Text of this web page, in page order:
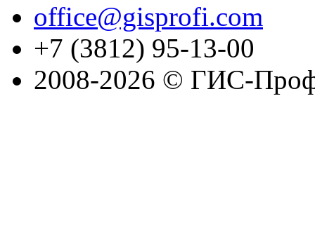
office@gisprofi.com
+7 (3812) 95-13-00
2008-2026 © ГИС-